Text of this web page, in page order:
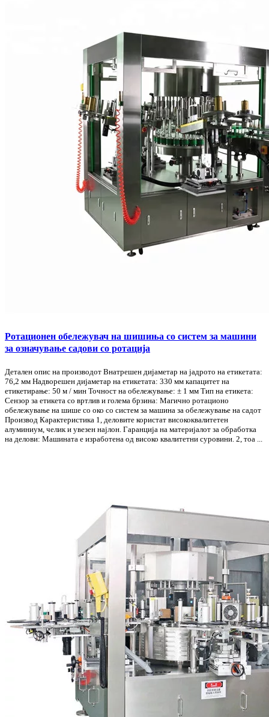
Ротационен обележувач на шишиња со систем за машини
за означување садови со ротација
Детален опис на производот Внатрешен дијаметар на јадрото на етикетата:
76,2 мм Надворешен дијаметар на етикетата: 330 мм капацитет на
етикетирање: 50 м / мин Точност на обележување: ± 1 мм Тип на етикета:
Сензор за етикета со вртлив и голема брзина: Магично ротационо
обележување на шише со око со систем за машина за обележување на садот
Производ Карактеристика 1, деловите користат висококвалитетен
алуминиум, челик и увезен најлон. Гаранција на материјалот за обработка
на делови: Машината е изработена од високо квалитетни суровини. 2, тоа ...